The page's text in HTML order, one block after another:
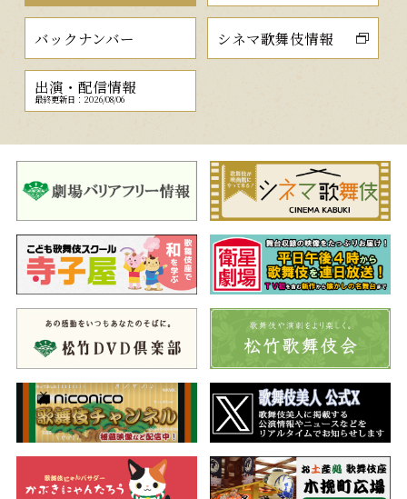
バックナンバー シネマ歌舞伎情報
出演・配信情報
最終更新日：2026/08/06